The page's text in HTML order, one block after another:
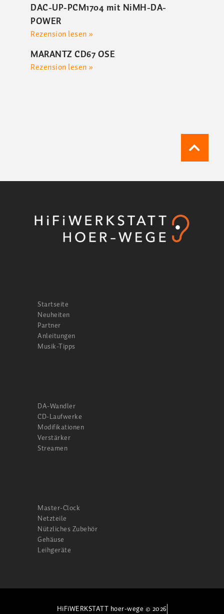
DAC-UP-PCM1704 mit NiMH-DA-
POWER
Rezension lesen »
MARANTZ CD67 OSE
Rezension lesen »
Startseite
Neuheiten
Partner
Anleitungen
Musik-Tipps
DA-Wandler
CD-Laufwerke
Modifikationen
Verstärker
Streamen
Master-Clock
Netzteile
Nützliches Zubehör
Gehäuse
Leihgeräte
HiFiWERKSTATT hoer-wege © 2026